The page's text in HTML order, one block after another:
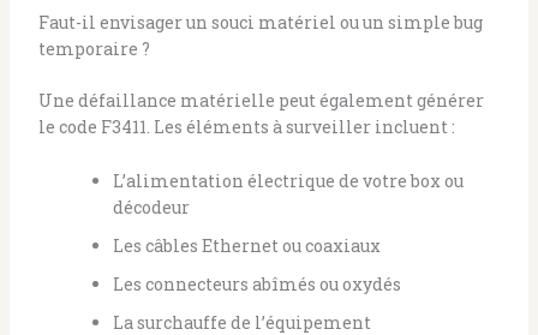
Faut-il envisager un souci matériel ou un simple bug
temporaire ?
Une défaillance matérielle peut également générer
le code F3411. Les éléments à surveiller incluent :
L’alimentation électrique de votre box ou
décodeur
Les câbles Ethernet ou coaxiaux
Les connecteurs abîmés ou oxydés
La surchauffe de l’équipement